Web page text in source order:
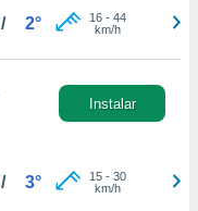
/ 2° 16- 44
km/h
Instalar
/ 3° 15- 30
km/h